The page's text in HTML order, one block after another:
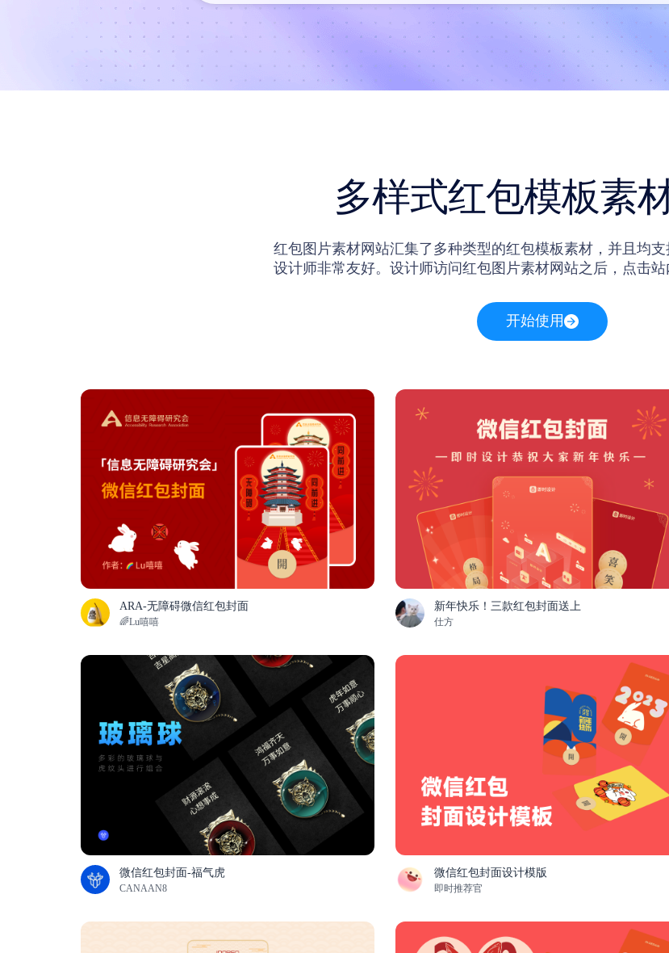
多样式红包模板素
红包图片素材网站汇集了多种类型的红包模板素材，并且均
设计师非常友好。设计师访问红包图片素材网站之后，点击
来设计自己的红包模板，又可以将网站提供的红包模板
开始使用
ARA-无障碍微信红包封面
🌈Lu嘻嘻
新年快乐！三款红包封面送上
仕方
微信红包封面-福气虎
CANAAN8
微信红包封面设计模版
即时推荐官